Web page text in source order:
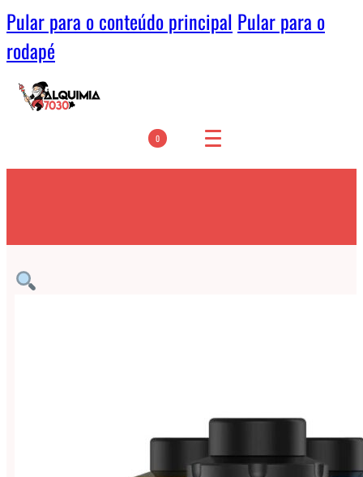
Pular para o conteúdo principal Pular para o
rodapé
0